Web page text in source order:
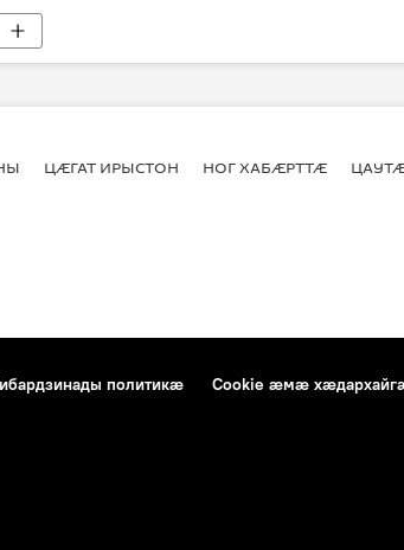
ЦӔГАТ ИРЫСТОН НОГ ХАБӔРТТӔ
политикæ Cookie æмæ